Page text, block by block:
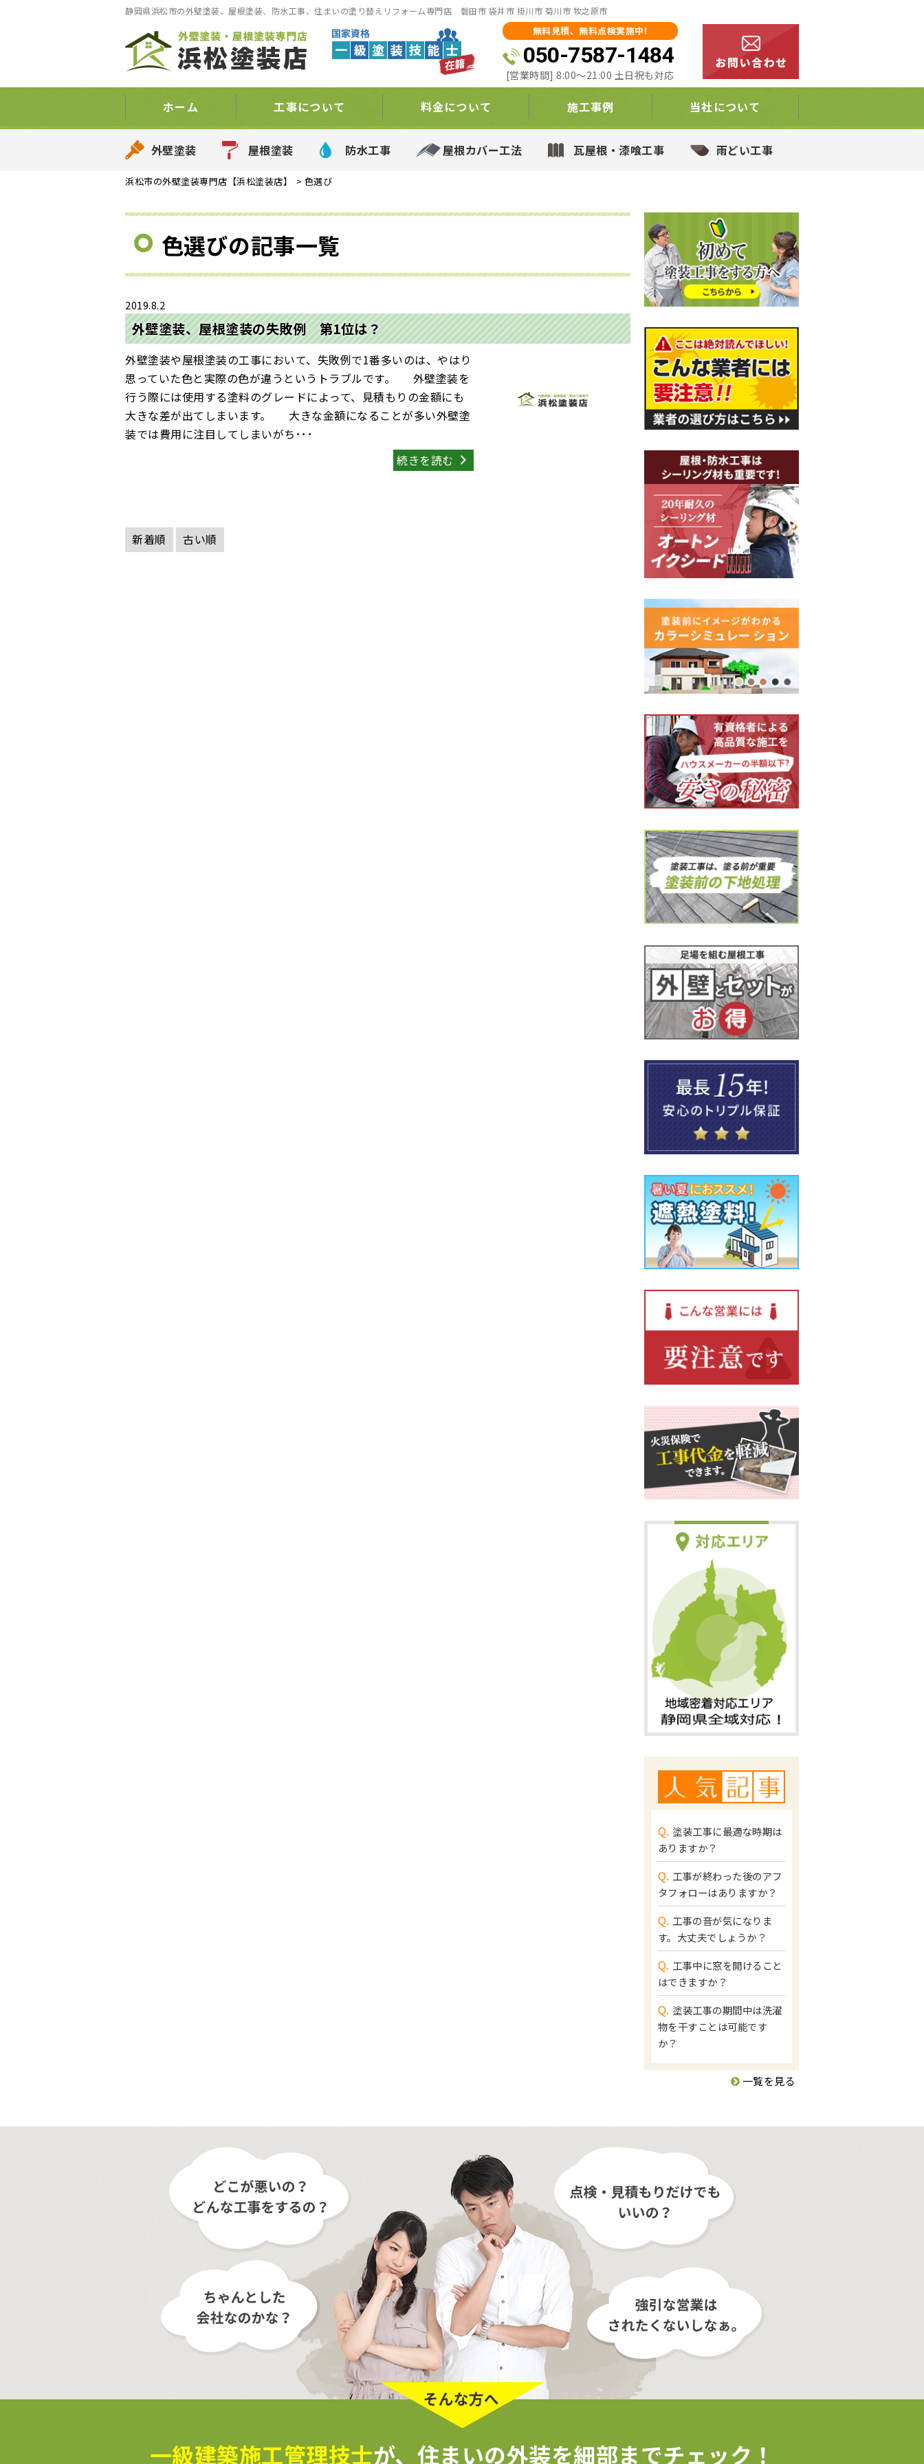
静岡県浜松市の外壁塗装、屋根塗装、防水工事、住まいの塗り替えリフォーム専門店 磐田市 袋井市 掛川市 菊川市 牧之原市
無料見積、無料点検実施中!
050-7587-1484
[営業時間] 8:00～21:00 土日祝も対応
ホーム 工事について 料金について 施工事例 当社について
外壁塗装 屋根塗装 防水工事 屋根カバー工法 瓦屋根・漆喰工事 雨どい工事
浜松市の外壁塗装専門店【浜松塗装店】 > 色選び
色選びの記事一覧
2019.8.2
外壁塗装、屋根塗装の失敗例 第1位は？
外壁塗装や屋根塗装の工事において、失敗例で1番多いのは、やはり
思っていた色と実際の色が違うというトラブルです。 外壁塗装を
行う際には使用する塗料のグレードによって、見積もりの金額にも
大きな差が出てしまいます。 大きな金額になることが多い外壁塗
装では費用に注目してしまいがち･･･
続きを読む
新着順 古い順
Q. 塗装工事に最適な時期は
ありますか？
Q. 工事が終わった後のアフ
タフォローはありますか？
Q. 工事の音が気になりま
す。大丈夫でしょうか？
Q. 工事中に窓を開けること
はできますか？
Q. 塗装工事の期間中は洗濯
物を干すことは可能です
か？
一覧を見る
一級建築施工管理技士が、 住まいの外装を細部までチェック！